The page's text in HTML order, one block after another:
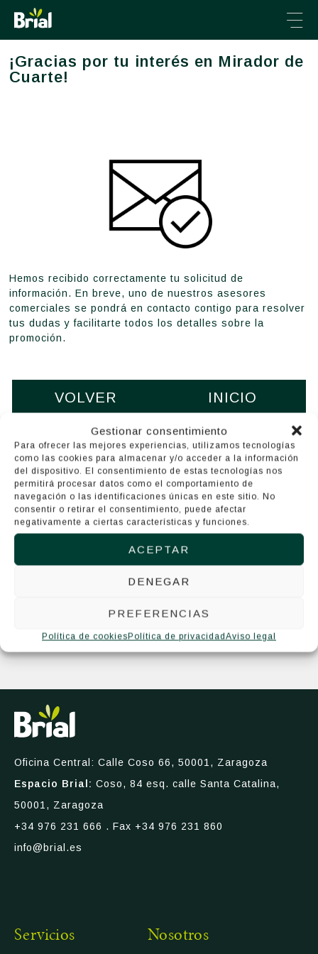
Gestionar consentimiento
Para ofrecer las mejores experiencias, utilizamos tecnologías
como las cookies para almacenar y/o acceder a la información
del dispositivo. El consentimiento de estas tecnologías nos
permitirá procesar datos como el comportamiento de
navegación o las identificaciones únicas en este sitio. No
consentir o retirar el consentimiento, puede afectar
negativamente a ciertas características y funciones.
ACEPTAR
DENEGAR
PREFERENCIAS
Política de cookiesPolítica de privacidadAviso legal
+34 976 231 666
VENTA DE INMUEBLES
¡Gracias por tu interés en Mirador de
Cuarte!
Hemos recibido correctamente tu solicitud de
información. En breve, uno de nuestros asesores
comerciales se pondrá en contacto contigo para resolver
tus dudas y facilitarte todos los detalles sobre la
promoción.
VOLVER INICIO
Oficina Central: Calle Coso 66, 50001, Zaragoza
Espacio Brial: Coso, 84 esq. calle Santa Catalina,
50001, Zaragoza
+34 976 231 666 . Fax +34 976 231 860
info@brial.es
Servicios Nosotros